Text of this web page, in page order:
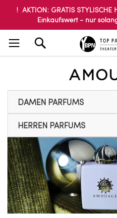
! AKTION: GRATIS
Einkaufswert - nur
DAMEN PARFUMS
HERREN PARFUMS